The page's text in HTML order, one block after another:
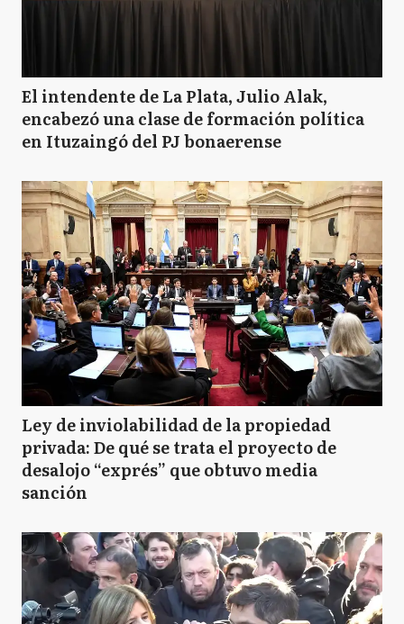
El intendente de La Plata, Julio Alak,
encabezó una clase de formación política
en Ituzaingó del PJ bonaerense
Ley de inviolabilidad de la propiedad
privada: De qué se trata el proyecto de
desalojo “exprés” que obtuvo media
sanción